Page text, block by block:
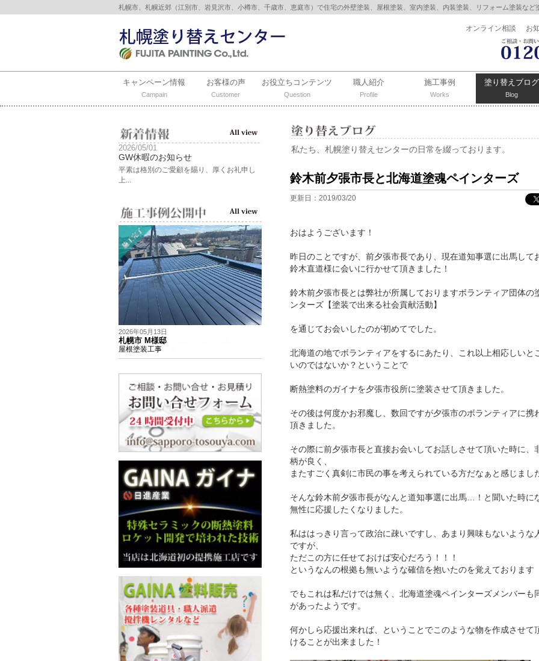
札幌市、札幌近郊（江別市、岩見沢市、小樽市、千歳市、恵庭市）で住宅の外壁塗装、屋根塗装、室内塗装、内装塗装、リフォーム塗装な
お
オンライン相談
塗り替えブログ
Blog
施工事例
Works
職人紹介
Profile
お役立ちコンテンツ
Question
お客様の声
Customer
キャンペーン情報
Campain
私たち、札幌塗り替えセンターの日常を綴っております。
鈴木前夕張市長と北海道塗魂ペインターズ
更新日：2019/03/20
おはようございます！
昨日のことですが、前夕張市長であり、現在道知事選に出馬して
鈴木直道様に会いに行かせて頂きました！
鈴木前夕張市長とは弊社が所属しておりますボランティア団体の
ンターズ【塗装で出来る社会貢献活動】
を通じてお会いしたのが初めてでした。
北海道の地でボランティアをするにあたり、これ以上相応しいと
いのではないか？ということで
断熱塗料のガイナを夕張市役所に塗装させて頂きました。
その後は何度かお邪魔し、数回ですが夕張市のボランティアに携
頂きました。
その際に前夕張市長と直接お会いしてお話しさせて頂いた時に、
柄が良く、
またすごく真剣に市民の事を考えられている方だなぁと感じまし
そんな鈴木前夕張市長がなんと道知事選に出馬…！と聞いた時に
無性に応援したくなりました。
私ははっきり言って政治に疎いですし、あまり興味もないような
ですが、
ただこの方に任せておけば安心だろう！！！
というなんの根拠も無いような確信を抱いたのを覚えております
でもこれは私だけでは無く、北海道塗魂ペインターズメンバーも
があったようです。
何かしら応援出来れば、ということでこのような物を作成させて
けることが出来ました！
2026/05/01
GW休暇のお知らせ
平素は格別のご愛顧を賜り、厚くお礼申し
上...
2026年05月13日
札幌市 M様邸
屋根塗装工事